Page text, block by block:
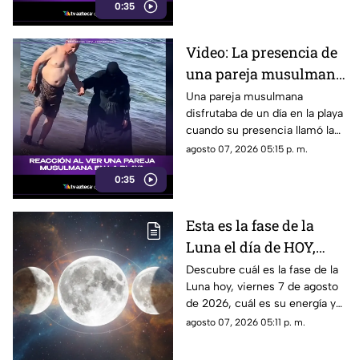
0:35
0:35
Video: La presencia de
una pareja musulmana
en la playa provoca
reacciones
Una pareja musulmana
disfrutaba de un día en la playa
cuando su presencia llamó la
atención de los presentes.
agosto 07, 2026 05:15 p. m.
Esta es la fase de la
Luna el día de HOY,
viernes 7 de agosto de
2026: ¿Cómo se verá el
astro durante la noche?
Descubre cuál es la fase de la
Luna hoy, viernes 7 de agosto
de 2026, cuál es su energía y
cómo nos podría afectar.
agosto 07, 2026 05:11 p. m.